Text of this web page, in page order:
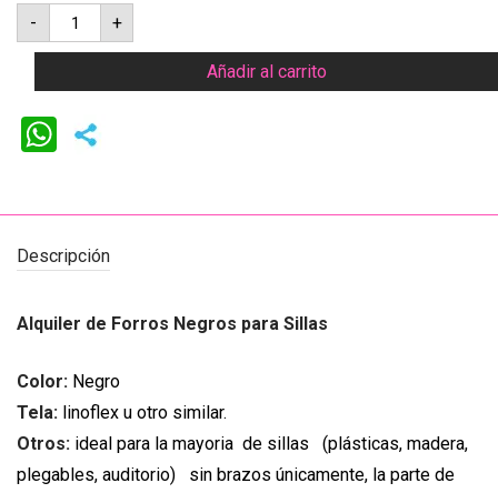
-
Forro
silla
multiusos
negro
+
Añadir al carrito
WhatsApp
Descripción
Alquiler de Forros Negros para Sillas
Color: Negro
Tela: linoflex u otro similar.
Otros: ideal para la mayoria de sillas (plásticas, madera,
plegables, auditorio) sin brazos únicamente, la parte de